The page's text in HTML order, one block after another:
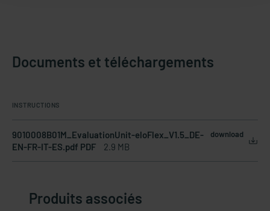
Documents et téléchargements
INSTRUCTIONS
9010008B01M_EvaluationUnit-eloFlex_V1.5_DE-
EN-FR-IT-ES.pdf PDF
2.9 MB
download
Produits associés